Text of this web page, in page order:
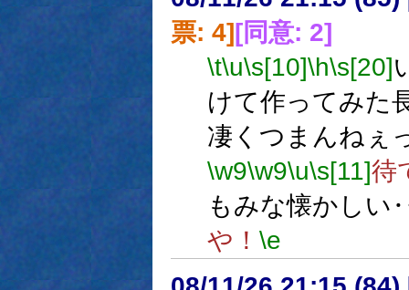
票: 4][同意: 2]
\t\u\s[10]\h\s[20]
けて作ってみた
凄くつまんねぇ
\w9\w9\u\s[11]待
もみな懐かしい
や！ \e